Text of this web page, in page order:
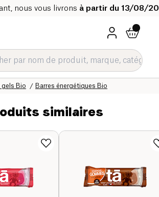
nous vous livrons à partir du 13/08/
Barres énergétiques Bio
gels Bio
bio
similaires